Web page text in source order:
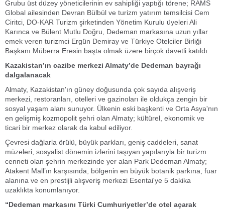
Grubu üst düzey yöneticilerinin ev sahipliği yaptığı törene; RAMS
Global ailesinden Devran Bülbül ve turizm yatırım temsilcisi Cem
Ciritci, DO-KAR Turizm şirketinden Yönetim Kurulu üyeleri Ali
Karınca ve Bülent Mutlu Doğru, Dedeman markasına uzun yıllar
emek veren turizmci Ergün Demiray ve Türkiye Otelciler Birliği
Başkanı Müberra Eresin başta olmak üzere birçok davetli katıldı.
Kazakistan’ın cazibe merkezi Almaty’de Dedeman bayrağı
dalgalanacak
Almaty, Kazakistan'ın güney doğusunda çok sayıda alışveriş
merkezi, restoranları, otelleri ve gazinoları ile oldukça zengin bir
sosyal yaşam alanı sunuyor. Ülkenin eski başkenti ve Orta Asya'nın
en gelişmiş kozmopolit şehri olan Almaty; kültürel, ekonomik ve
ticari bir merkez olarak da kabul ediliyor.
Çevresi dağlarla örülü, büyük parkları, geniş caddeleri, sanat
müzeleri, sosyalist dönemin izlerini taşıyan yapılarıyla bir turizm
cenneti olan şehrin merkezinde yer alan Park Dedeman Almaty;
Atakent Mall’ın karşısında, bölgenin en büyük botanik parkına, fuar
alanına ve en prestijli alışveriş merkezi Esentai'ye 5 dakika
uzaklıkta konumlanıyor.
“Dedeman markasını Türki Cumhuriyetler’de otel açarak